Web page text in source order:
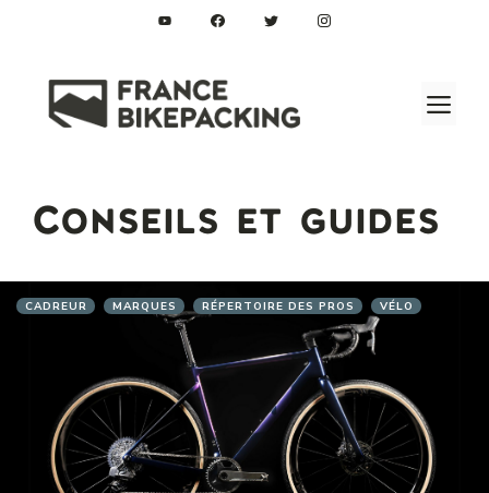
Conseils et guides
CADREUR MARQUES RÉPERTOIRE DES PROS VÉLO